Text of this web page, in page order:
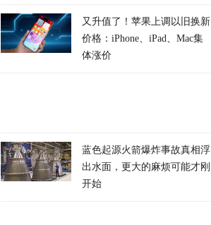
又升值了！苹果上调以旧换新
价格：iPhone、iPad、Mac集
体涨价
蓝色起源火箭爆炸事故真相浮
出水面，更大的麻烦可能才刚
开始